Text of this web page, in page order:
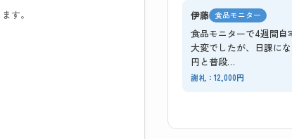
す。 伊藤 食品モニター
食品モニターで4週間自
大変でしたが、日課に
円と普段…
謝礼：12,000円